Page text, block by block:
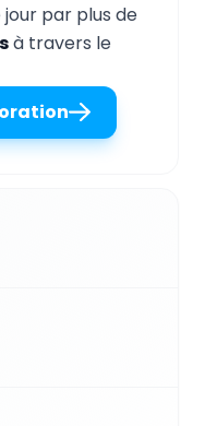
par plus de
à travers le